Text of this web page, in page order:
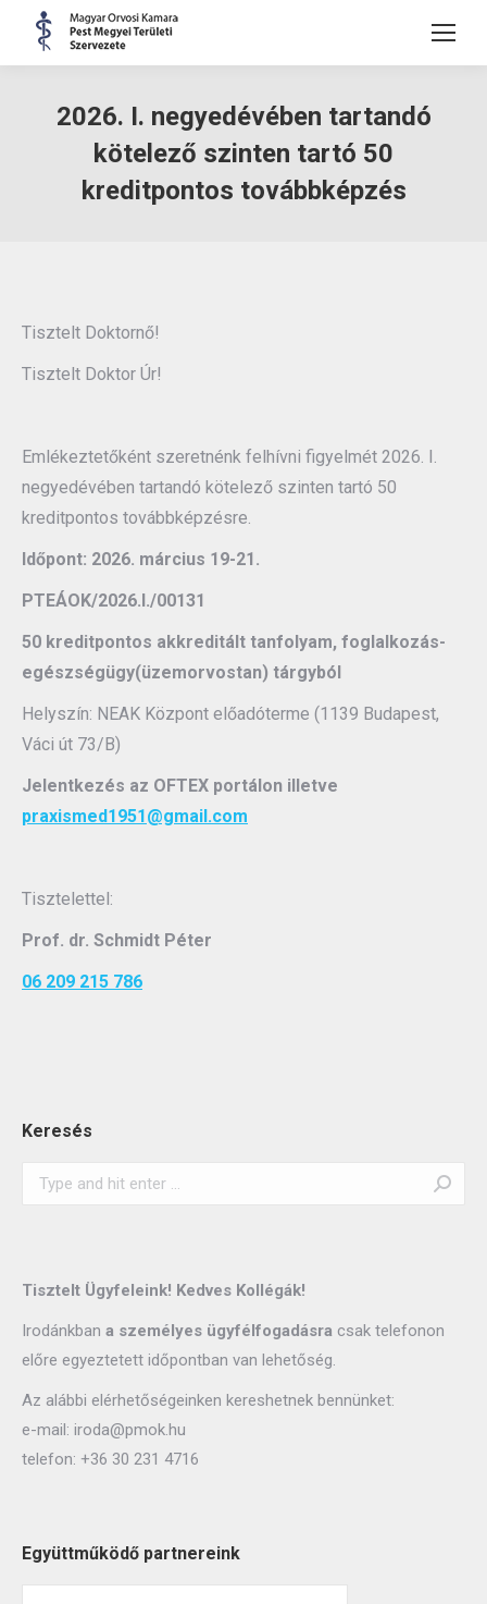
2026. I. negyedévében tartandó
kötelező szinten tartó 50
kreditpontos továbbképzés
Tisztelt Doktornő!
Tisztelt Doktor Úr!
Emlékeztetőként szeretnénk felhívni figyelmét 2026. I.
negyedévében tartandó kötelező szinten tartó 50
kreditpontos továbbképzésre.
Időpont: 2026. március 19-21.
PTEÁOK/2026.I./00131
50 kreditpontos akkreditált tanfolyam, foglalkozás-
egészségügy(üzemorvostan) tárgyból
Helyszín: NEAK Központ előadóterme (1139 Budapest,
Váci út 73/B)
Jelentkezés az OFTEX portálon illetve
praxismed1951@gmail.com
Tisztelettel:
Prof. dr. Schmidt Péter
06 209 215 786
Keresés
Search:
Tisztelt Ügyfeleink! Kedves Kollégák!
Irodánkban a személyes ügyfélfogadásra csak telefonon
előre egyeztetett időpontban van lehetőség.
Az alábbi elérhetőségeinken kereshetnek bennünket:
e-mail: iroda@pmok.hu
telefon: +36 30 231 4716
Együttműködő partnereink